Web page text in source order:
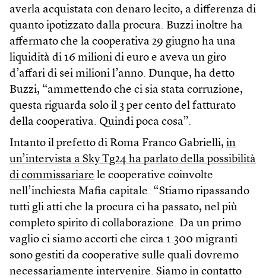
averla acquistata con denaro lecito, a differenza di
quanto ipotizzato dalla procura. Buzzi inoltre ha
affermato che la cooperativa 29 giugno ha una
liquidità di 16 milioni di euro e aveva un giro
d’affari di sei milioni l’anno. Dunque, ha detto
Buzzi, “ammettendo che ci sia stata corruzione,
questa riguarda solo il 3 per cento del fatturato
della cooperativa. Quindi poca cosa”.
Intanto il prefetto di Roma Franco Gabrielli, in
un’intervista a Sky Tg24 ha parlato della possibilità
di commissariare le cooperative coinvolte
nell’inchiesta Mafia capitale. “Stiamo ripassando
tutti gli atti che la procura ci ha passato, nel più
completo spirito di collaborazione. Da un primo
vaglio ci siamo accorti che circa 1.300 migranti
sono gestiti da cooperative sulle quali dovremo
necessariamente intervenire. Siamo in contatto